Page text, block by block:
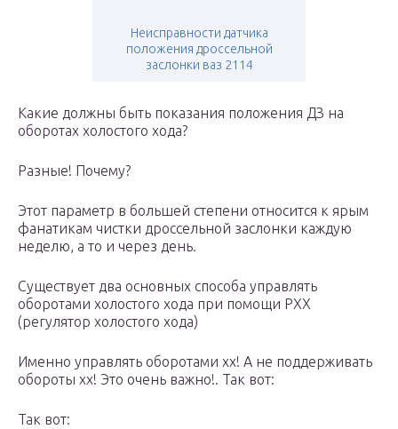
Неисправности датчика
положения дроссельной
заслонки ваз 2114
Какие должны быть показания положения ДЗ на
оборотах холостого хода?
Разные! Почему?
Этот параметр в большей степени относится к ярым
фанатикам чистки дроссельной заслонки каждую
неделю, а то и через день.
Существует два основных способа управлять
оборотами холостого хода при помощи РХХ
(регулятор холостого хода)
Именно управлять оборотами хх! А не поддерживать
обороты хх! Это очень важно!. Так вот:
Так вот: